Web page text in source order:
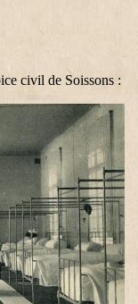
civil de Soissons :